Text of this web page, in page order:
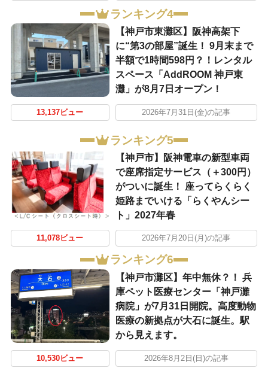
ランキング4
【神戸市東灘区】阪神高架下
に“第3の部屋”誕生！ 9月末まで
半額で1時間598円？！レンタル
スペース「AddROOM 神戸東
灘」が8月7日オープン！
13,137ビュー 2026年7月31日(金)の記事
ランキング5
【神戸市】阪神電車の新型車両
で座席指定サービス（＋300円）
がついに誕生！ 座ってらくらく
姫路までいける「らくやんシー
ト」2027年春
11,078ビュー 2026年7月20日(月)の記事
ランキング6
【神戸市灘区】年中無休？！ 兵
庫ペット医療センター「神戸灘
病院」が7月31日開院。高度動物
医療の新拠点が大石に誕生。駅
から見えます。
10,530ビュー 2026年8月2日(日)の記事